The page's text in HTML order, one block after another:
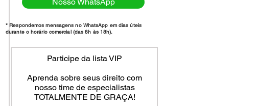
Participe da lista VIP
Aprenda sobre seus direito com
nosso time de especialistas
TOTALMENTE DE GRAÇA!
* Respondemos mensagens no WhatsApp em dias úteis
durante o horário comercial (das 8h às 18h).